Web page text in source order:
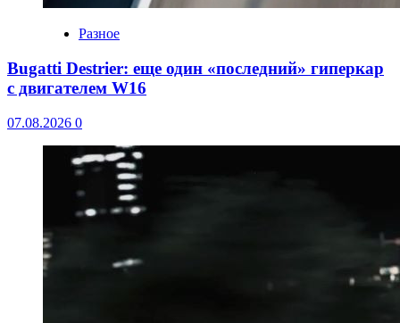
Разное
Bugatti Destrier: еще один «последний» гиперкар
с двигателем W16
07.08.2026 0